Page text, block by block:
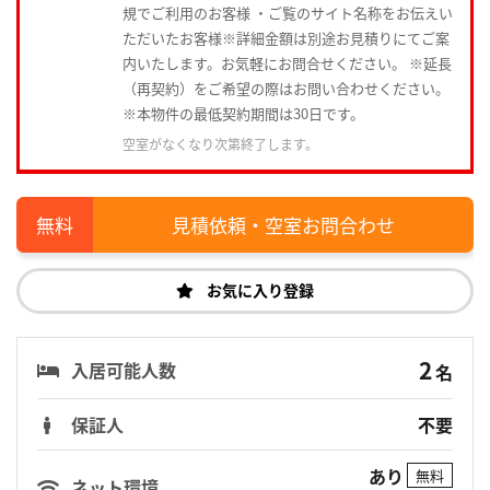
規でご利用のお客様 ・ご覧のサイト名称をお伝えい
ただいたお客様※詳細金額は別途お見積りにてご案
内いたします。お気軽にお問合せください。 ※延長
（再契約）をご希望の際はお問い合わせください。
※本物件の最低契約期間は30日です。
空室がなくなり次第終了します。
見積依頼・空室お問合わせ
お気に入り登録
入居可能人数 2名
保証人
不要
あり 無料